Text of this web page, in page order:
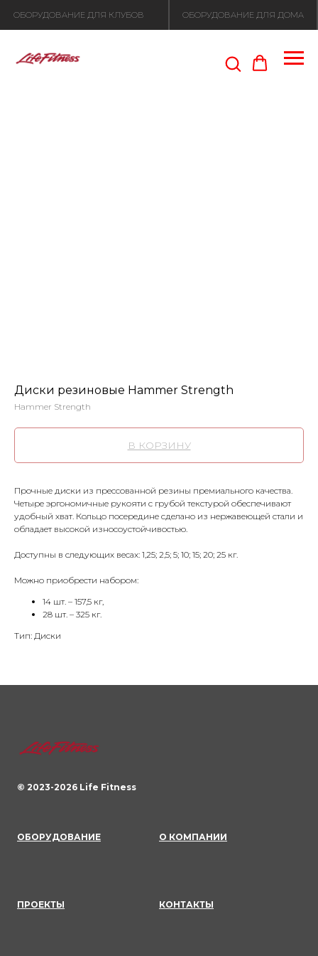
Диски резиновые Hammer Strength
Hammer Strength
В КОРЗИНУ
Прочные диски из прессованной резины премиального качества.
Четыре эргономичные рукояти с грубой текстурой обеспечивают
удобный хват. Кольцо посередине сделано из нержавеющей стали и
обладает высокой износоустойчивостью.
Доступны в следующих весах: 1,25; 2,5; 5; 10; 15; 20; 25 кг.
Можно приобрести набором:
14 шт. – 157,5 кг,
28 шт. – 325 кг.
Тип: Диски
© 2023-2026 Life Fitness
ОБОРУДОВАНИЕ О КОМПАНИИ
ПРОЕКТЫ КОНТАКТЫ